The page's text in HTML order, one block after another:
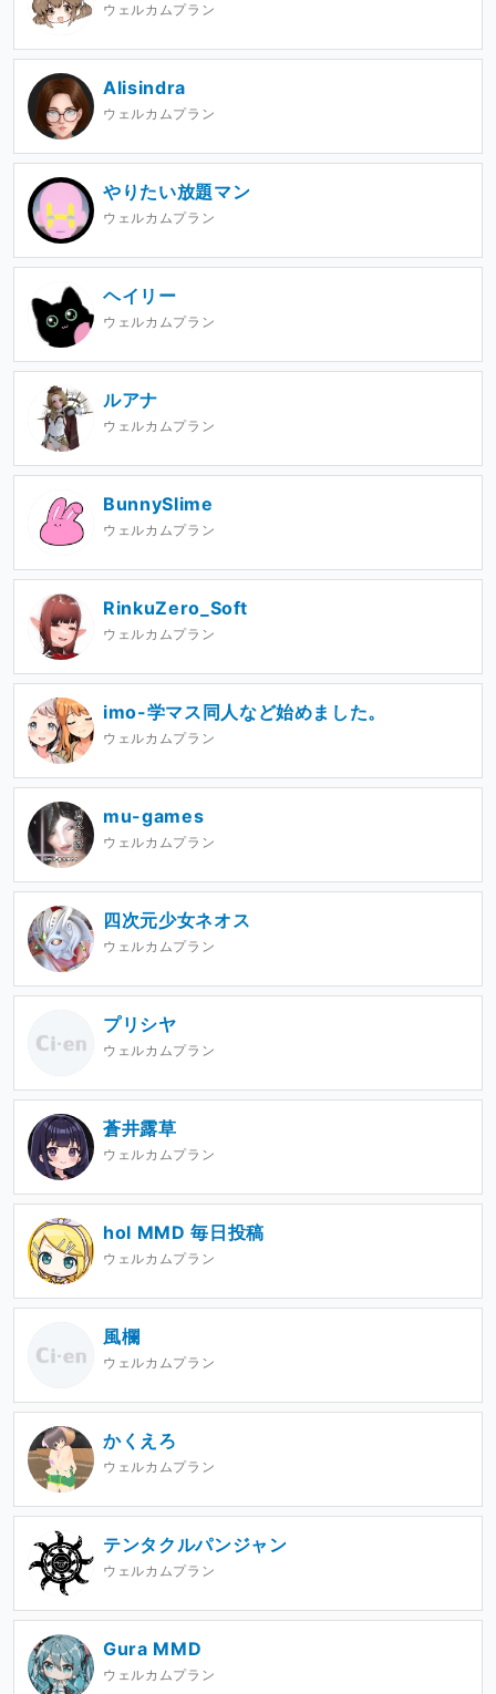
ウェルカムプラン
Alisindra
ウェルカムプラン
やりたい放題マン
ウェルカムプラン
ヘイリー
ウェルカムプラン
ルアナ
ウェルカムプラン
BunnySlime
ウェルカムプラン
RinkuZero_Soft
ウェルカムプラン
imo-学マス同人など始めました。
ウェルカムプラン
mu-games
ウェルカムプラン
四次元少女ネオス
ウェルカムプラン
プリシヤ
ウェルカムプラン
蒼井露草
ウェルカムプラン
hol MMD 毎日投稿
ウェルカムプラン
風欄
ウェルカムプラン
かくえろ
ウェルカムプラン
テンタクルパンジャン
ウェルカムプラン
Gura MMD
ウェルカムプラン